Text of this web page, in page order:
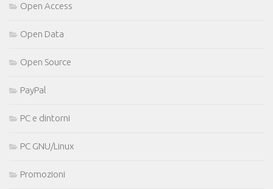
Open Access
Open Data
Open Source
PayPal
PC e dintorni
PC GNU/Linux
Promozioni